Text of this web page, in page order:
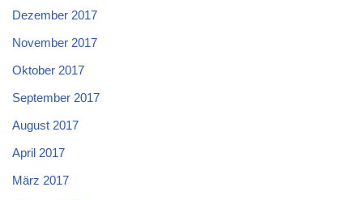
Dezember 2017
November 2017
Oktober 2017
September 2017
August 2017
April 2017
März 2017